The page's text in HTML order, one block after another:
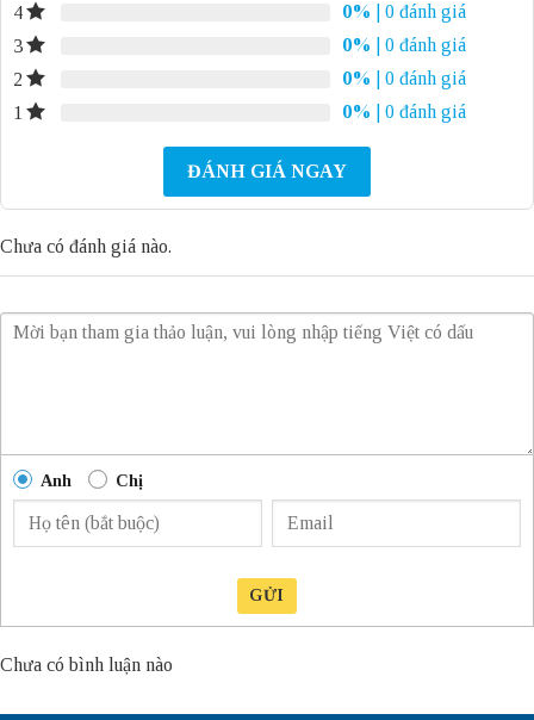
4
0%
| 0 đánh giá
3
0%
| 0 đánh giá
2
0%
| 0 đánh giá
1
0% | 0 đánh giá
ĐÁNH GIÁ NGAY
Chưa có đánh giá nào.
Anh Chị
GỬI
Chưa có bình luận nào